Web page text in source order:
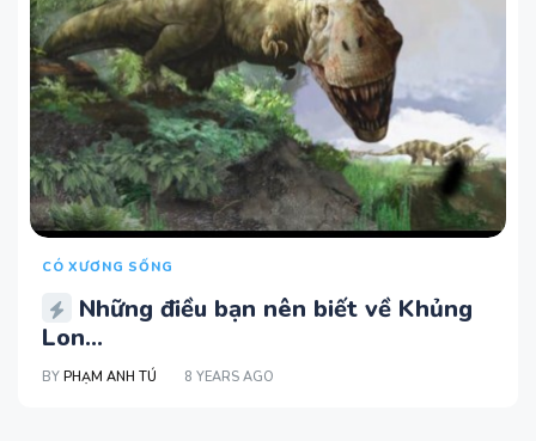
CÓ XƯƠNG SỐNG
Những điều bạn nên biết về Khủng
Lon...
BY PHẠM ANH TÚ 8 YEARS AGO